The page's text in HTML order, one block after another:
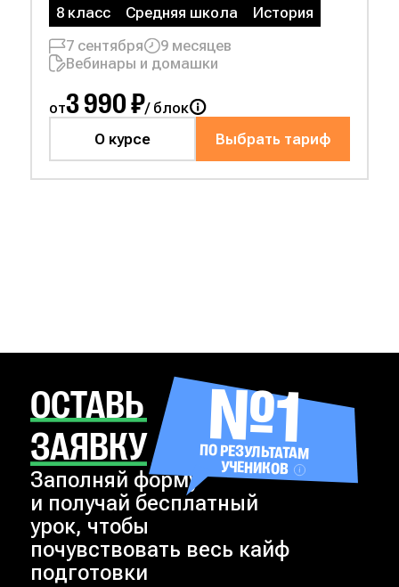
8 класс Средняя школа
История
7 сентября
9 месяцев
Вебинары и домашки
от3 990 ₽/ блок
Выбрать тариф
О курсе
№1
ПО РЕЗУЛЬТАТАМ
УЧЕНИКОВ
ОСТАВЬ
ЗАЯВКУ
Заполняй форму
и получай бесплатный
урок, чтобы
почувствовать весь кайф
подготовки